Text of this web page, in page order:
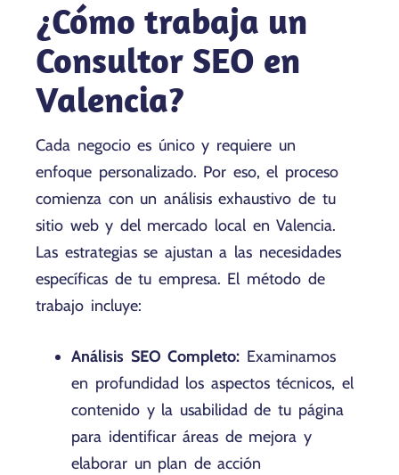
¿Cómo trabaja un
Consultor SEO en
Valencia?
Cada negocio es único y requiere un
enfoque personalizado. Por eso, el proceso
comienza con un análisis exhaustivo de tu
sitio web y del mercado local en Valencia.
Las estrategias se ajustan a las necesidades
específicas de tu empresa. El método de
trabajo incluye:
Análisis SEO Completo: Examinamos
en profundidad los aspectos técnicos, el
contenido y la usabilidad de tu página
para identificar áreas de mejora y
elaborar un plan de acción